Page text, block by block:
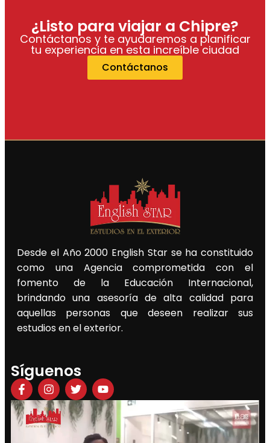
¿Listo para viajar a Chipre?
Contáctanos y te ayudaremos a planificar
tu experiencia en esta increíble ciudad
Contáctanos
Desde el Año 2000 English Star se ha constituido
como una Agencia comprometida con el
fomento de la Educación Internacional,
brindando una asesoría de alta calidad para
aquellas personas que deseen realizar sus
estudios en el exterior.
Síguenos